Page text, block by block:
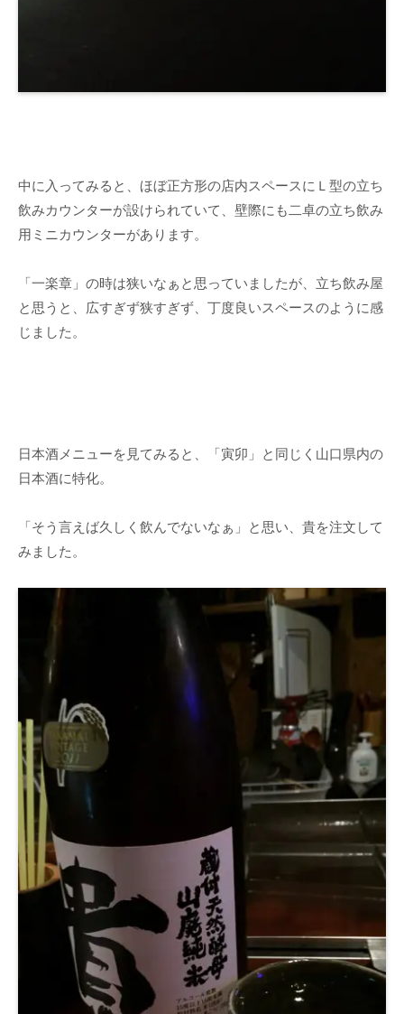
中に入ってみると、ほぼ正方形の店内スペースにＬ型の立ち
飲みカウンターが設けられていて、壁際にも二卓の立ち飲み
用ミニカウンターがあります。
「一楽章」の時は狭いなぁと思っていましたが、立ち飲み屋
と思うと、広すぎず狭すぎず、丁度良いスペースのように感
じました。
日本酒メニューを見てみると、「寅卯」と同じく山口県内の
日本酒に特化。
「そう言えば久しく飲んでないなぁ」と思い、貴を注文して
みました。